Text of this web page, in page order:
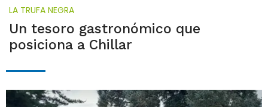
LA TRUFA NEGRA
Un tesoro gastronómico que
posiciona a Chillar